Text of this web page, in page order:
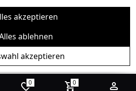
0 0
akzeptieren
ablehnen
akzeptieren
Baum pro Bestellung